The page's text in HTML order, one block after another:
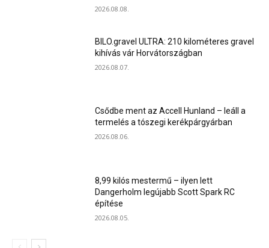
2026.08.08.
BILO.gravel ULTRA: 210 kilométeres gravel
kihívás vár Horvátországban
2026.08.07.
Csődbe ment az Accell Hunland – leáll a
termelés a tószegi kerékpárgyárban
2026.08.06.
8,99 kilós mestermű – ilyen lett
Dangerholm legújabb Scott Spark RC
építése
2026.08.05.